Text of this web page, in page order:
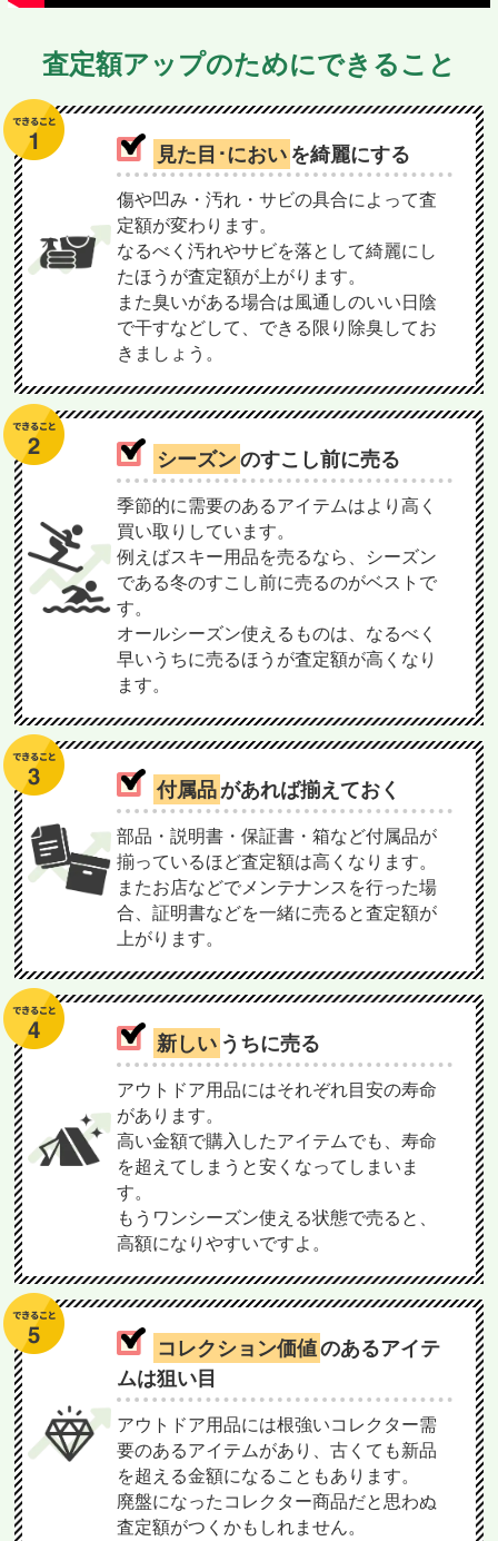
査定額アップのためにできること
見た目･におい を綺麗にする
傷や凹み・汚れ・サビの具合によって査
定額が変わります。
なるべく汚れやサビを落として綺麗にし
たほうが査定額が上がります。
また臭いがある場合は風通しのいい日陰
で干すなどして、できる限り除臭してお
きましょう。
シーズンのすこし前に売る
季節的に需要のあるアイテムはより高く
買い取りしています。
例えばスキー用品を売るなら、シーズン
である冬のすこし前に売るのがベストで
す。
オールシーズン使えるものは、なるべく
早いうちに売るほうが査定額が高くなり
ます。
付属品があれば揃えておく
部品・説明書・保証書・箱など付属品が
揃っているほど査定額は高くなります。
またお店などでメンテナンスを行った場
合、証明書などを一緒に売ると査定額が
上がります。
新しい うちに売る
アウトドア用品にはそれぞれ目安の寿命
があります。
高い金額で購入したアイテムでも、寿命
を超えてしまうと安くなってしまいま
す。
もうワンシーズン使える状態で売ると、
高額になりやすいですよ。
コレクション価値のあるアイテ
ムは狙い目
アウトドア用品には根強いコレクター需
要のあるアイテムがあり、古くても新品
を超える金額になることもあります。
廃盤になったコレクター商品だと思わぬ
査定額がつくかもしれません。